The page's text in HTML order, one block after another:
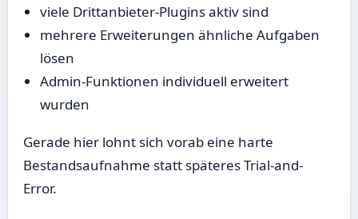
viele Drittanbieter-Plugins aktiv sind
mehrere Erweiterungen ähnliche Aufgaben
lösen
Admin-Funktionen individuell erweitert
wurden
Gerade hier lohnt sich vorab eine harte
Bestandsaufnahme statt späteres Trial-and-
Error.